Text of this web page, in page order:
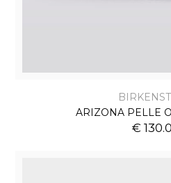
ARIZONA PELLE
€